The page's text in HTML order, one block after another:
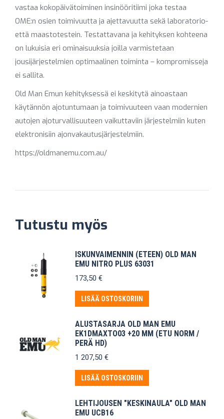
vastaa kokopäivätoiminen insinööritiimi joka testaa
OME:n osien toimivuutta ja ajettavuutta sekä laboratorio-
että maastotestein. Testattavana ja kehityksen kohteena
on lukuisia eri ominaisuuksia joilla varmistetaan
jousijärjestelmien optimaalinen toiminta – kompromisseja
ei sallita.
Old Man Emun kehityksessä ei keskitytä ainoastaan
käytännön ajotuntumaan ja toimivuuteen vaan modernien
autojen ajoturvallisuuteen vaikuttaviin järjestelmiin kuten
elektronisiin ajonvakautusjärjestelmiin.
https://oldmanemu.com.au/
Tutustu myös
ISKUNVAIMENNIN (ETEEN) OLD MAN
EMU NITRO PLUS 63031
173,50 €
LISÄÄ OSTOSKORIIN
ALUSTASARJA OLD MAN EMU
EK1DMAXTO03 +20 MM (ETU NORM /
PERÄ HD)
1 207,50 €
LISÄÄ OSTOSKORIIN
LEHTIJOUSEN "KESKINAULA" OLD MAN
EMU UCB16